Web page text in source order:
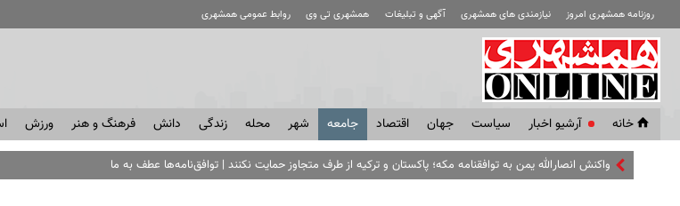
روزنامه همشهری امروز نیازمندی های همشهری آگهی و تبلیغات همشهری تی وی روابط عمومی همشهری
خانه آرشیو اخبار سياست جهان اقتصاد جامعه شهر محله زندگی دانش فرهنگ و هنر ورزش
واکنش انصارالله یمن به توافقنامه مکه؛ پاکستان و ترکیه از طرف متجاوز حمایت نکنند | توافق‌نامه‌ها عطف به ماسبق نمی‌شو